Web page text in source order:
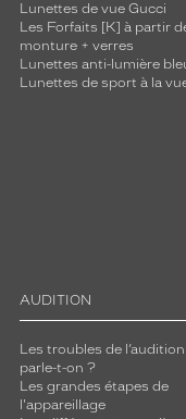
Gris
Flash
Indice
compatibles
Unifocaux
Type
Lunettes de vue Gucci
Les Forfaits [K] à partir
monture + verres
Lunettes anti-lumière
Lunettes de sport à la
AUDITION
Les troubles de
parle-t-on ?
Les grandes étapes de
l'appareillage